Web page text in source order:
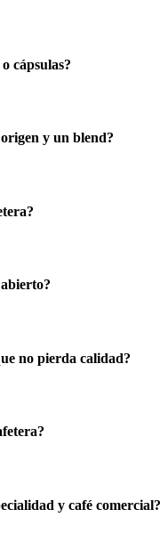
cápsulas?
y un blend?
no pierda calidad?
y café comercial?